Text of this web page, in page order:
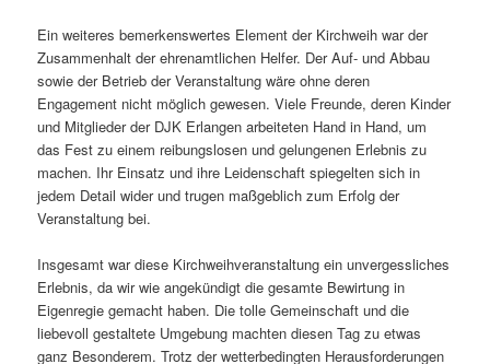
Ein weiteres bemerkenswertes Element der Kirchweih war der
Zusammenhalt der ehrenamtlichen Helfer. Der Auf- und Abbau
sowie der Betrieb der Veranstaltung wäre ohne deren
Engagement nicht möglich gewesen. Viele Freunde, deren Kinder
und Mitglieder der DJK Erlangen arbeiteten Hand in Hand, um
das Fest zu einem reibungslosen und gelungenen Erlebnis zu
machen. Ihr Einsatz und ihre Leidenschaft spiegelten sich in
jedem Detail wider und trugen maßgeblich zum Erfolg der
Veranstaltung bei.
Insgesamt war diese Kirchweihveranstaltung ein unvergessliches
Erlebnis, da wir wie angekündigt die gesamte Bewirtung in
Eigenregie gemacht haben. Die tolle Gemeinschaft und die
liebevoll gestaltete Umgebung machten diesen Tag zu etwas
ganz Besonderem. Trotz der wetterbedingten Herausforderungen